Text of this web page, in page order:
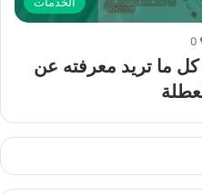
0
عيد الأضحى 2026: كل ما تريد معرفته عن